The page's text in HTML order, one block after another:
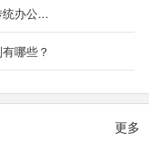
办公...
哪些？
更多
熟施工组织，大批